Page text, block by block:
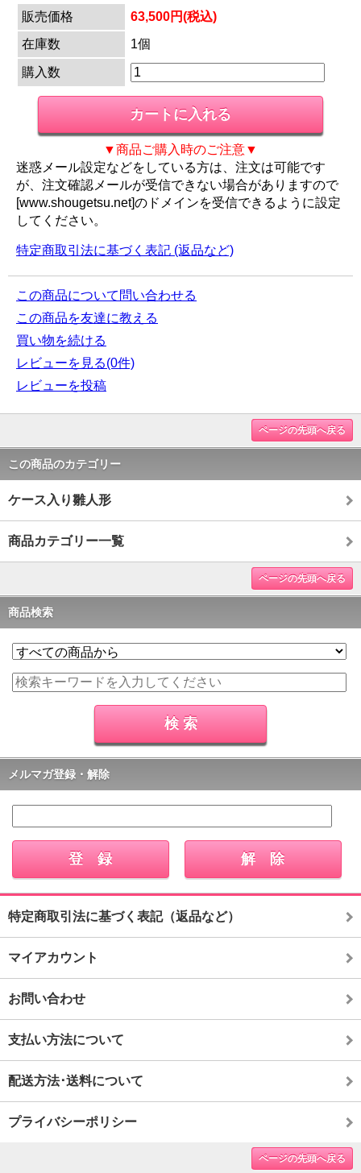
販売価格
63,500円(税込)
在庫数
1個
購入数
▼商品ご購入時のご注意▼
迷惑メール設定などをしている方は、注文は可能です
が、注文確認メールが受信できない場合がありますので
[www.shougetsu.net]のドメインを受信できるように設定
してください。
特定商取引法に基づく表記 (返品など)
この商品について問い合わせる
この商品を友達に教える
買い物を続ける
レビューを見る(0件)
レビューを投稿
ページの先頭へ戻る
この商品のカテゴリー
ケース入り雛人形
商品カテゴリー一覧
ページの先頭へ戻る
商品検索
メルマガ登録・解除
特定商取引法に基づく表記（返品など）
マイアカウント
お問い合わせ
支払い方法について
配送方法･送料について
プライバシーポリシー
ページの先頭へ戻る